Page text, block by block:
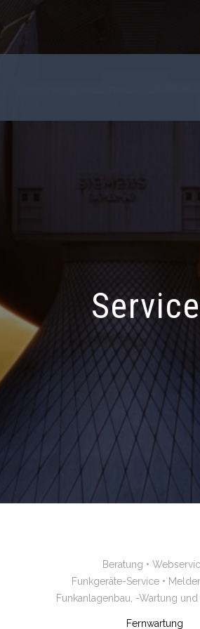
Beratung •
Funkgeräte-Service •
Funkanlagenbau, -Wartung
Fernwartung